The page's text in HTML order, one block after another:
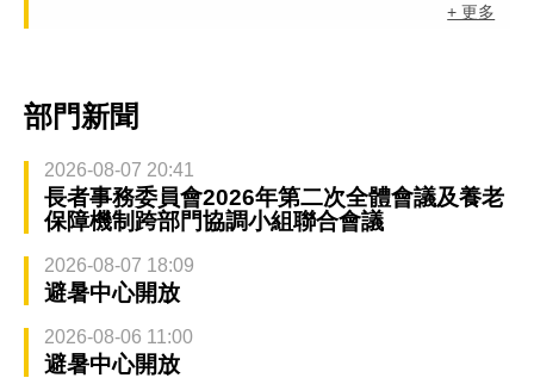
+ 更多
部門新聞
2026-08-07 20:41
長者事務委員會2026年第二次全體會議及養老
保障機制跨部門協調小組聯合會議
2026-08-07 18:09
避暑中心開放
2026-08-06 11:00
避暑中心開放